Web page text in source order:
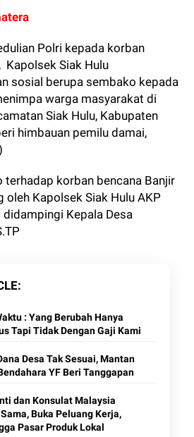
Polri kepada korban
Kapolsek Siak Hulu
sosial berupa sembako kepada
warga masyarakat di
Siak Hulu, Kabupaten
himbauan pemilu damai,
terhadap korban bencana Banjir
oleh Kapolsek Siak Hulu AKP
Kepala Desa
: Yang Berubah Hanya
Tapi Tidak Dengan Gaji Kami
Desa Tak Sesuai, Mantan
YF Beri Tanggapan
dan Konsulat Malaysia
Buka Peluang Kerja,
Pasar Produk Lokal